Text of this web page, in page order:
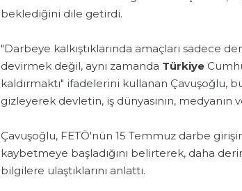
beklediğini dile getirdi.
"Darbeye kalkıştıklarında amaçları sadece
devirmek değil, aynı zamanda Türkiye
kaldırmaktı" ifadelerini kullanan Çavuşoğlu,
gizleyerek devletin, iş dünyasının, medyanın
Çavuşoğlu, FETÖ'nün 15 Temmuz darbe
kaybetmeye başladığını belirterek, daha
bilgilere ulaştıklarını anlattı.